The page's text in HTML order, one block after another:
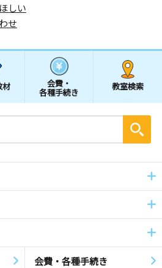
しい
せ
材 会費・
各種手続き
教室検索
会費・各種手続き